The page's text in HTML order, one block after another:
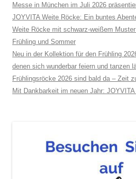
Messe in München im Juli 2026
JOYVITA Weite Röcke: Ein buntes
Weite Röcke mit schwarz-weißem
Frühling und Sommer
Neu in der Kollektion für den Frühling
denen sich wunderbar feiern und tanzen
Frühlingsröcke 2026 sind bald da – Zeit
Mit Dankbarkeit im neuen Jahr: JOYVITA